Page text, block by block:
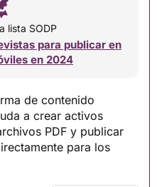
lista SODP
para publicar en
en 2024
de contenido
a crear activos
PDF y publicar
para los